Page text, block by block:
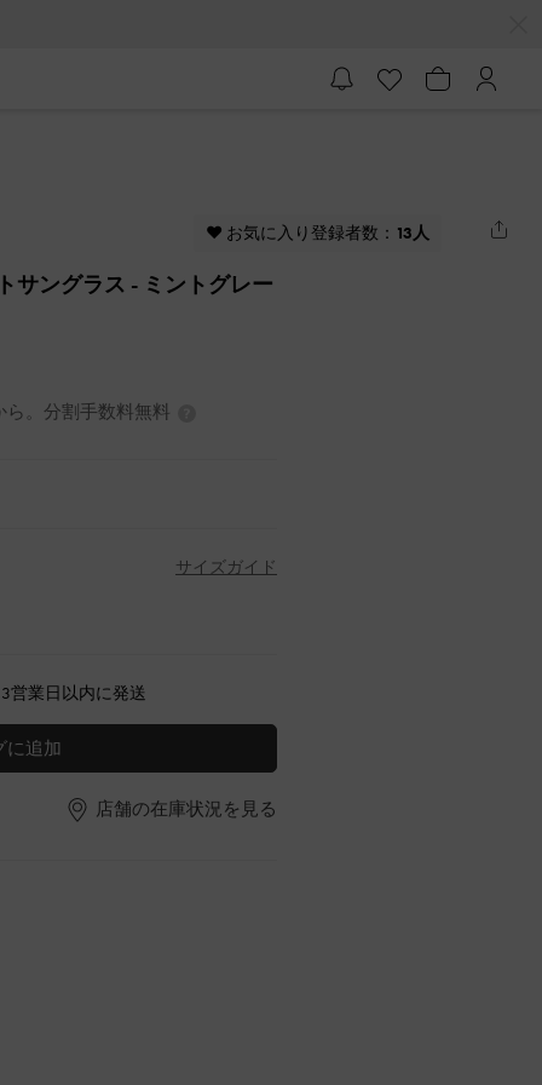
♥ お気に入り登録者数： 13人
サングラス - ミントグレー
。分割手数料無料
サイズガイド
営業日以内に発送
に追加
店舗の在庫状況を見る